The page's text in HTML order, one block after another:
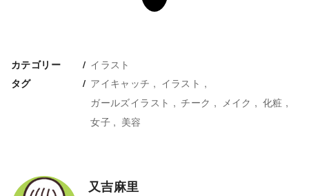
カテゴリー イラスト
タグ アイキャッチ
イラスト
ガールズイラスト
チーク メイク
化粧
女子
美容
又吉麻里